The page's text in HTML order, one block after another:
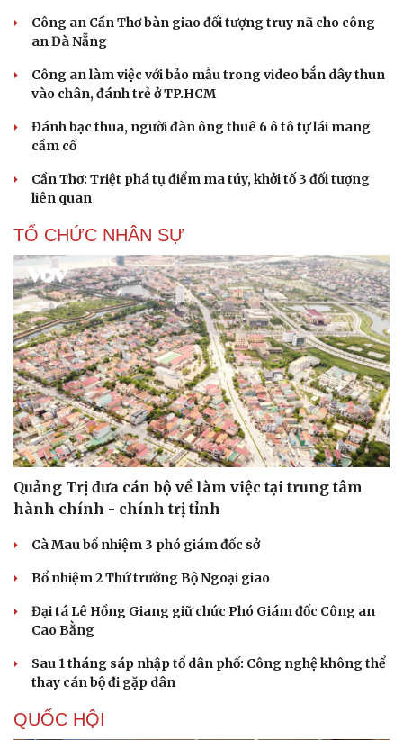
Tư vấn
Công an Cần Thơ bàn giao đối tượng truy nã cho công
an Đà Nẵng
Công an làm việc với bảo mẫu trong video bắn dây thun
vào chân, đánh trẻ ở TP.HCM
Đánh bạc thua, người đàn ông thuê 6 ô tô tự lái mang
cầm cố
Cần Thơ: Triệt phá tụ điểm ma túy, khởi tố 3 đối tượng
liên quan
TỔ CHỨC NHÂN SỰ
Quảng Trị đưa cán bộ về làm việc tại trung tâm
hành chính - chính trị tỉnh
Cà Mau bổ nhiệm 3 phó giám đốc sở
Bổ nhiệm 2 Thứ trưởng Bộ Ngoại giao
Đại tá Lê Hồng Giang giữ chức Phó Giám đốc Công an
Cao Bằng
Sau 1 tháng sáp nhập tổ dân phố: Công nghệ không thể
thay cán bộ đi gặp dân
QUỐC HỘI